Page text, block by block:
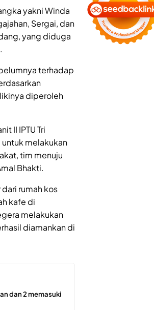
yakni Winda
Sergai, dan
yang diduga
terhadap
diperoleh
II IPTU Tri
untuk melakukan
tim menuju
Bhakti.
rumah kos
kafe di
melakukan
diamankan di
dan 2 memasuki